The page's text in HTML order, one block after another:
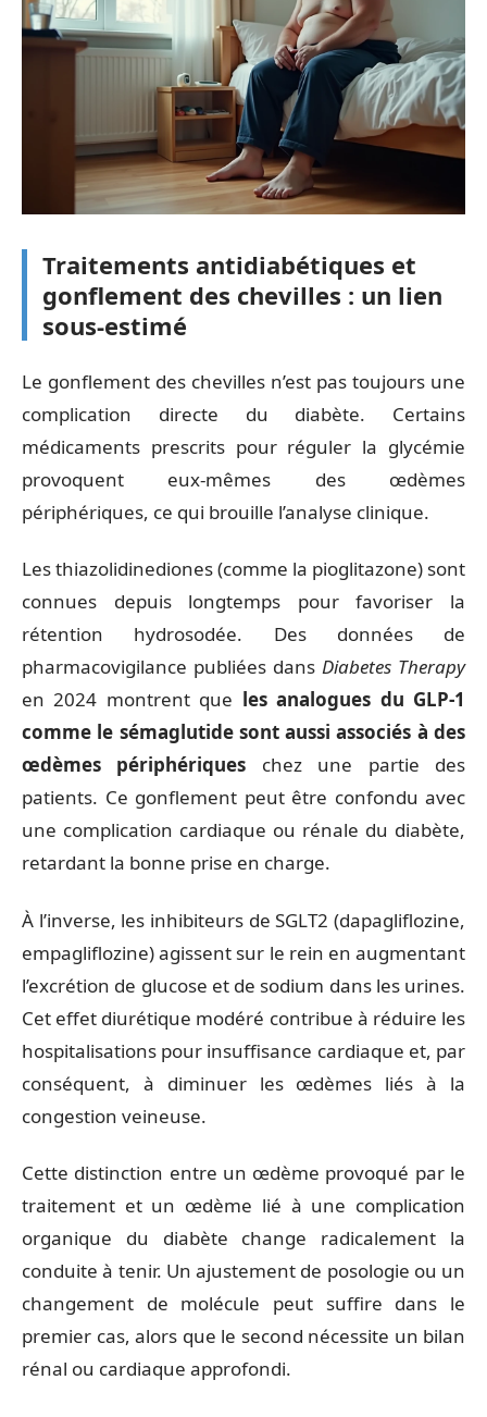
Traitements antidiabétiques et
gonflement des chevilles : un lien
sous-estimé
Le gonflement des chevilles n’est pas toujours une
complication directe du diabète. Certains
médicaments prescrits pour réguler la glycémie
provoquent eux-mêmes des œdèmes
périphériques, ce qui brouille l’analyse clinique.
Les thiazolidinediones (comme la pioglitazone) sont
connues depuis longtemps pour favoriser la
rétention hydrosodée. Des données de
pharmacovigilance publiées dans Diabetes Therapy
en 2024 montrent que les analogues du GLP-1
comme le sémaglutide sont aussi associés à des
œdèmes périphériques chez une partie des
patients. Ce gonflement peut être confondu avec
une complication cardiaque ou rénale du diabète,
retardant la bonne prise en charge.
À l’inverse, les inhibiteurs de SGLT2 (dapagliflozine,
empagliflozine) agissent sur le rein en augmentant
l’excrétion de glucose et de sodium dans les urines.
Cet effet diurétique modéré contribue à réduire les
hospitalisations pour insuffisance cardiaque et, par
conséquent, à diminuer les œdèmes liés à la
congestion veineuse.
Cette distinction entre un œdème provoqué par le
traitement et un œdème lié à une complication
organique du diabète change radicalement la
conduite à tenir. Un ajustement de posologie ou un
changement de molécule peut suffire dans le
premier cas, alors que le second nécessite un bilan
rénal ou cardiaque approfondi.